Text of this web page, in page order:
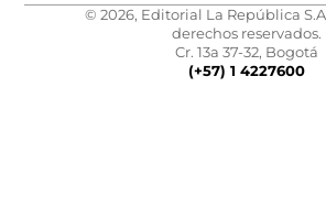
© 2026, Editorial La República
derechos reservados.
Cr. 13a 37-32, Bogotá
(+57) 1 4227600